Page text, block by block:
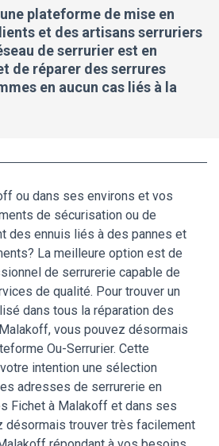
plateforme de mise en
et des artisans serruriers
de serrurier est en
de réparer des serrures
en aucun cas liés à la
ou dans ses environs et vos
de sécurisation ou de
des ennuis liés à des pannes et
La meilleure option est de
de serrurerie capable de
de qualité. Pour trouver un
dans tous la réparation des
vous pouvez désormais
Ou-Serrurier. Cette
intention une sélection
adresses de serrurerie en
Fichet à Malakoff et dans ses
désormais trouver très facilement